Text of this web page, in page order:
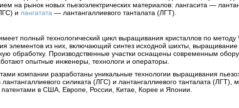
на рынок новых пьезоэлектрических материалов: лангасита —
и лангатата — лантангаллиевого танталата (ЛГТ).
полный технологический цикл выращивания кристаллов по методу
элементов из них, включающий синтез исходной шихты, выращивание
обработку. Производственные участки оснащены современным
опытные инженеры, технологи и операторы.
компании разработаны уникальные технологии выращивания
лантангаллиевого силиката (ЛГС) и лантангаллиевого танталата (ЛГТ),
в США, Европе, России, Китае, Корее и Японии.